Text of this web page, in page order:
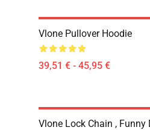
Vlone Pullover Hoodie
39,51 € - 45,95 €
Vlone Lock Chain , Funny